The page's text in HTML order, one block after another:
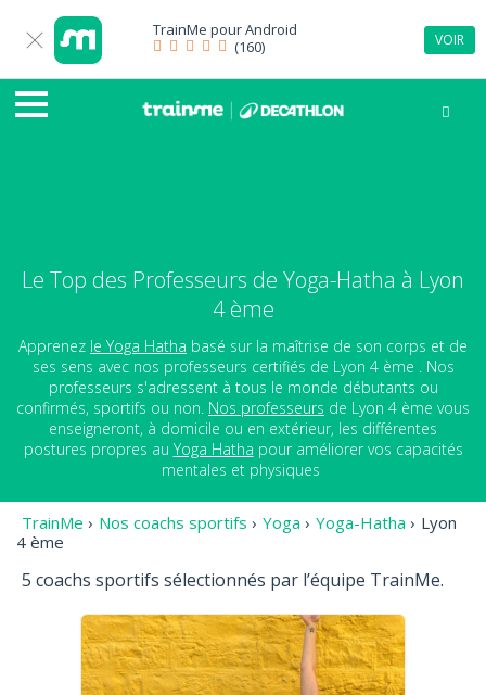
TrainMe pourAndroid
(160)
VOIR
Le Top des Professeurs de Yoga-Hatha à Lyon
4 ème
Apprenez le Yoga Hatha basé sur la maîtrise de son corps et de
ses sens avec nos professeurs certifiés de Lyon 4 ème . Nos
professeurs s'adressent à tous le monde débutants ou
confirmés, sportifs ou non. Nos professeurs de Lyon 4 ème vous
enseigneront, à domicile ou en extérieur, les différentes
postures propres au Yoga Hatha pour améliorer vos capacités
mentales et physiques
TrainMe › Nos coachs sportifs › Yoga › Yoga-Hatha › Lyon
4 ème
5 coachs sportifs sélectionnés par l’équipe TrainMe.